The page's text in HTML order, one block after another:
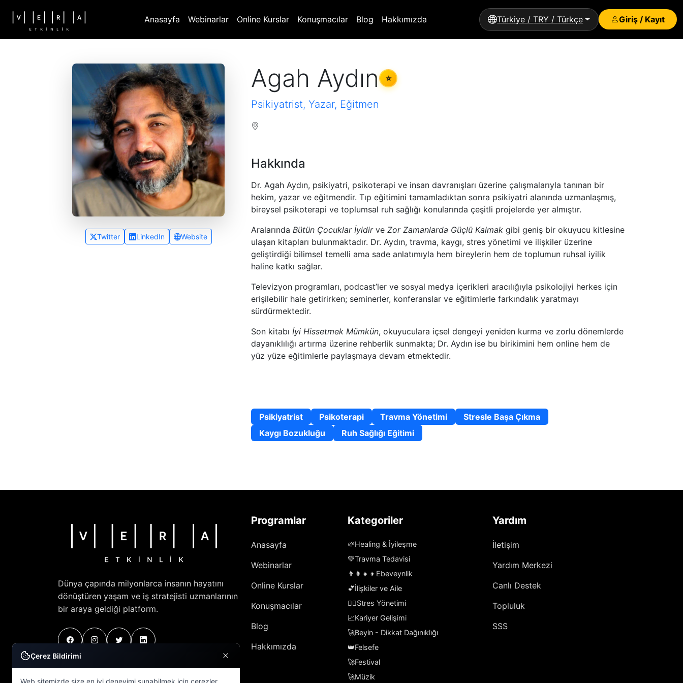
Anasayfa Webinarlar Online Kurslar Konuşmacılar Blog Hakkımızda Türkiye / TRY / Türkçe Giriş / Kayıt
Twitter LinkedIn Website
Agah Aydın ⭐
Psikiyatrist, Yazar, Eğitmen
Hakkında
Dr. Agah Aydın, psikiyatri, psikoterapi ve insan davranışları üzerine çalışmalarıyla tanınan bir
hekim, yazar ve eğitmendir. Tıp eğitimini tamamladıktan sonra psikiyatri alanında uzmanlaşmış,
bireysel psikoterapi ve toplumsal ruh sağlığı konularında çeşitli projelerde yer almıştır.
Aralarında Bütün Çocuklar İyidirve Zor Zamanlarda Güçlü Kalmak gibi geniş bir okuyucu kitlesine
ulaşan kitapları bulunmaktadır. Dr. Aydın, travma, kaygı, stres yönetimi ve ilişkiler üzerine
geliştirdiği bilimsel temelli ama sade anlatımıyla hem bireylerin hem de toplumun ruhsal iyilik
haline katkı sağlar.
Televizyon programları, podcast’ler ve sosyal medya içerikleri aracılığıyla psikolojiyi herkes için
erişilebilir hale getirirken; seminerler, konferanslar ve eğitimlerle farkındalık yaratmayı
sürdürmektedir.
Son kitabı İyi Hissetmek Mümkün, okuyuculara içsel dengeyi yeniden kurma ve zorlu dönemlerde
dayanıklılığı artırma üzerine rehberlik sunmakta; Dr. Aydın ise bu birikimini hem online hem de
yüz yüze eğitimlerle paylaşmaya devam etmektedir.
Psikiyatrist Psikoterapi Travma Yönetimi
Stresle Başa Çıkma
Kaygı Bozukluğu
Ruh Sağlığı Eğitimi
Dünya çapında milyonlarca insanın hayatını
dönüştüren yaşam ve iş stratejisti uzmanlarının
bir araya geldiği platform.
Programlar
Anasayfa
Webinarlar
Online Kurslar
Konuşmacılar
Blog
Hakkımızda
Kategoriler
🌱Healing & İyileşme
💚Travma Tedavisi
👨‍👩‍👧‍👦 Ebeveynlik
💕İlişkiler ve Aile
🧘‍♀️Stres Yönetimi
📈Kariyer Gelişimi
🚀Beyin - Dikkat Dağınıklığı
👑Felsefe
🚀Festival
🚀Müzik
Yardım
İletişim
Yardım Merkezi
Canlı Destek
Topluluk
SSS
Çerez Bildirimi
Web sitemizde size en iyi deneyimi sunabilmek için çerezler